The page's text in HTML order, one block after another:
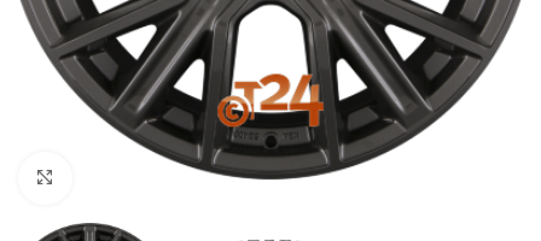
Zum Vergrößern klicken